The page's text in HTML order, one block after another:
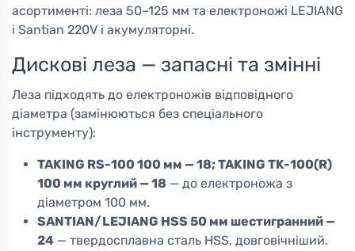
асортименті: леза 50–125 мм та електроножі LEJIANG
і Santian 220V і акумуляторні.
Дискові леза — запасні та змінні
Леза підходять до електроножів відповідного
діаметра (замінюються без спеціального
інструменту):
TAKING RS-100 100 мм — 18; TAKING TK-100(R)
100 мм круглий — 18 — до електроножа з
діаметром 100 мм.
SANTIAN/LEJIANG HSS 50 мм шестигранний —
24 — твердосплавна сталь HSS, довговічніший.